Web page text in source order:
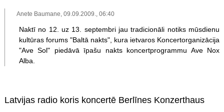
Anete Baumane, 09.09.2009., 06:40
Naktī no 12. uz 13. septembri jau tradicionāli notiks mūsdienu
kultūras forums "Baltā nakts", kura ietvaros Koncertorganizācija
"Ave Sol" piedāvā īpašu nakts koncertprogrammu Ave Nox
Alba.
Latvijas radio koris koncertē Berlīnes Konzerthaus